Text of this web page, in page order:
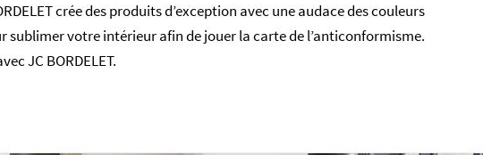
crée des produits d’exception avec une audace des couleurs
sublimer votre intérieur afin de jouer la carte de l’anticonformisme.
JC BORDELET.